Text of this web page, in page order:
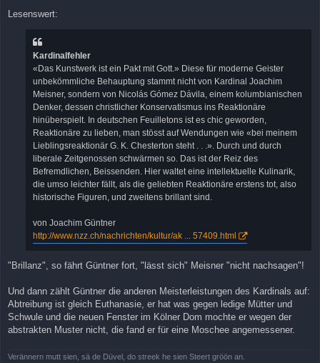
t
Lesenswert:
Kardinalfehler
«Das Kunstwerk ist ein Pakt mit Gott.» Diese für moderne Geister
unbekömmliche Behauptung stammt nicht von Kardinal Joachim
Meisner, sondern von Nicolás Gómez Dávila, einem kolumbianischen
Denker, dessen christlicher Konservatismus ins Reaktionäre
hinüberspielt. In deutschen Feuilletons ist es chic geworden,
Reaktionäre zu lieben, man stösst auf Wendungen wie «bei meinem
Lieblingsreaktionär G. K. Chesterton steht . . .». Durch und durch
liberale Zeitgenossen schwärmen so. Das ist der Reiz des
Befremdlichen, Beissenden. Hier waltet eine intellektuelle Kulinarik,
die umso leichter fällt, als die geliebten Reaktionäre erstens tot, also
historische Figuren, und zweitens brillant sind.
von Joachim Güntner
http://www.nzz.ch/nachrichten/kultur/ak ... 57409.html
"Brillanz", so fährt Güntner fort, "lässt sich" Meisner "nicht nachsagen"!
Und dann zählt Güntner die anderen Meisterleistungen des Kardinals auf:
Abtreibung ist gleich Euthanasie, er hat was gegen ledige Mütter und
Schwule und die neuen Fenster im Kölner Dom mochte er wegen der
abstrakten Muster nicht, die fand er für eine Moschee angemessener.
Verännern mutt sien, sä de Düvel, do streek he sien Steert gröön an.